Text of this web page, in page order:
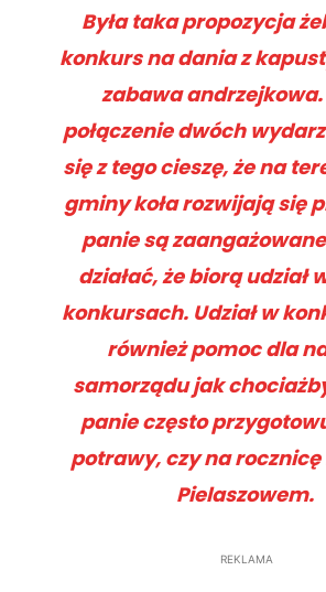
Była taka propozycja
konkurs na dania z
zabawa andrzejkowa.
połączenie dwóch
się z tego cieszę, że na
gminy koła rozwijają się
panie są
działać, że biorą udział
konkursach. Udział w
również pomoc dla
samorządu jak
panie często
potrawy, czy na
Pielaszowem.
REKLAMA